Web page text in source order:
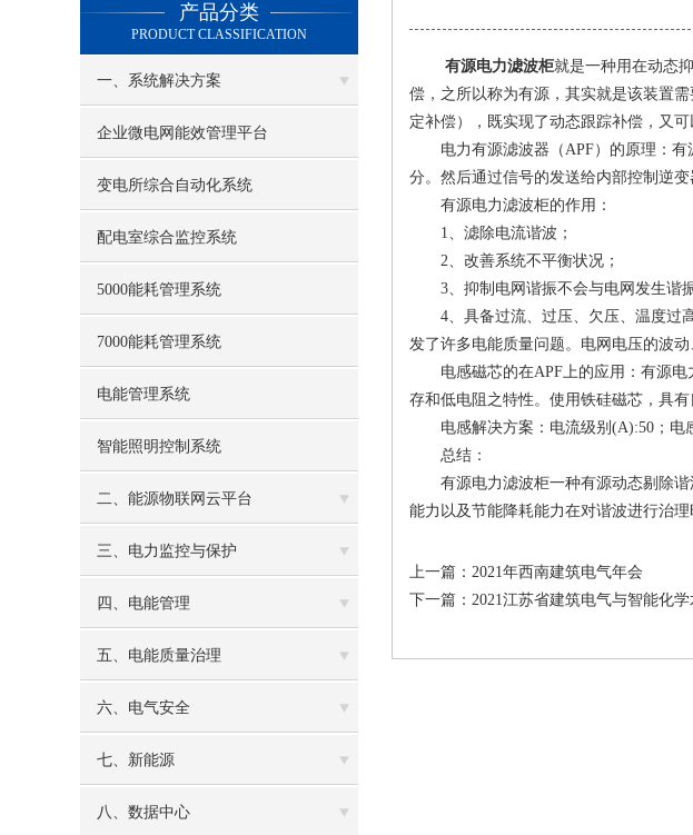
产品分类
PRODUCT CLASSIFICATION
一、系统解决方案
企业微电网能效管理平台
变电所综合自动化系统
配电室综合监控系统
5000能耗管理系统
7000能耗管理系统
电能管理系统
智能照明控制系统
二、能源物联网云平台
三、电力监控与保护
四、电能管理
五、电能质量治理
六、电气安全
七、新能源
八、数据中心
有源电力滤波柜就是一种用在动态
偿，之所以称为有源，其实就是该装置
定补偿），既实现了动态跟踪补偿，又
电力有源滤波器（APF）的原理：有
分。然后通过信号的发送给内部控制逆
有源电力滤波柜的作用：
1、滤除电流谐波；
2、改善系统不平衡状况；
3、抑制电网谐振不会与电网发生谐振
4、具备过流、过压、欠压、温度过高
发了许多电能质量问题。电网电压的波
电感磁芯的在APF上的应用：有源电
存和低电阻之特性。使用铁硅磁芯，具
电感解决方案：电流级别(A):50；电感
总结：
有源电力滤波柜一种有源动态剔除谐
能力以及节能降耗能力在对谐波进行治
上一篇： 2021年西南建筑电气年会
下一篇： 2021江苏省建筑电气与智能化